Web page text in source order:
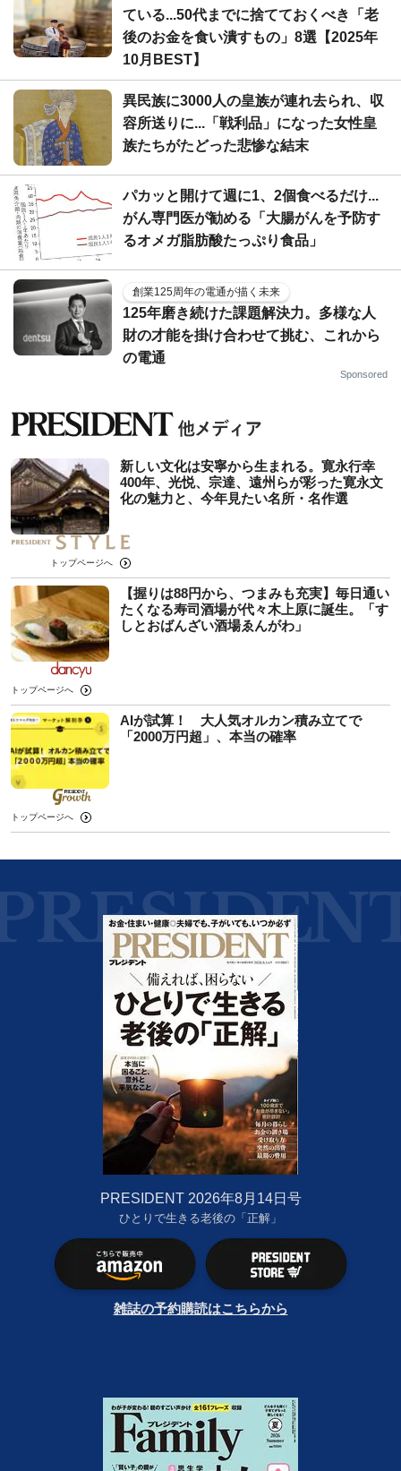
ている...50代までに捨てておくべき「老
後のお金を食い潰すもの」8選【2025年
10月BEST】
異民族に3000人の皇族が連れ去られ、収
容所送りに...「戦利品」になった女性皇
族たちがたどった悲惨な結末
パカッと開けて週に1、2個食べるだけ...
がん専門医が勧める「大腸がんを予防す
るオメガ脂肪酸たっぷり食品」
創業125周年の電通が描く未来
125年磨き続けた課題解決力。多様な人
財の才能を掛け合わせて挑む、これから
の電通
Sponsored
新しい文化は安寧から生まれる。寛永行幸
400年、光悦、宗達、遠州らが彩った寛永文
化の魅力と、今年見たい名所・名作選
トップページへ
【握りは88円から、つまみも充実】毎日通い
たくなる寿司酒場が代々木上原に誕生。「す
しとおばんざい酒場ゑんがわ」
トップページへ
AIが試算！ 大人気オルカン積み立てで
「2000万円超」、本当の確率
トップページへ
PRESIDENT 2026年8月14日号
ひとりで生きる老後の「正解」
雑誌の予約購読はこちらから